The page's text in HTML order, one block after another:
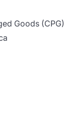
Goods (CPG)